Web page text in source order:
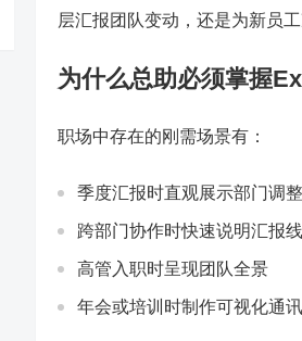
层汇报团队变动，还是为新员
为什么总助必须掌握
职场中存在的刚需场景有：
季度汇报时直观展示部门调整
跨部门协作时快速说明汇报线
高管入职时呈现团队全景
年会或培训时制作可视化通